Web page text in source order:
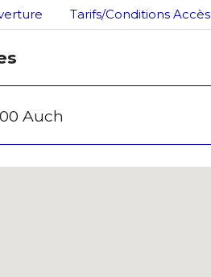
* Champ obligatoire
Tarifs/Conditions Accès
Auch